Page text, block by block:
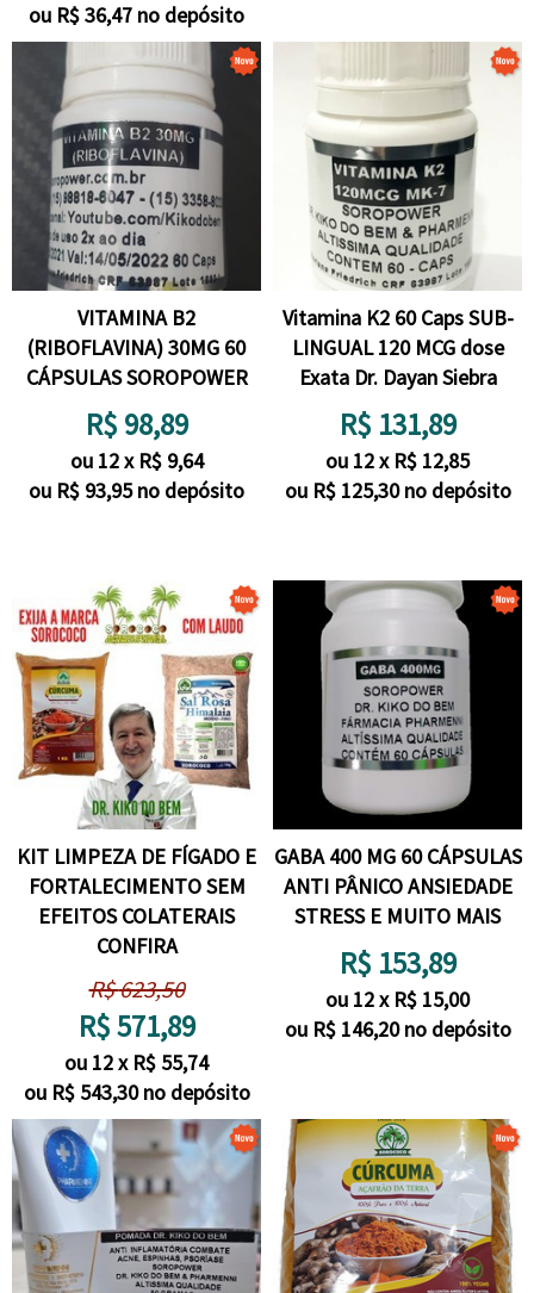
ou R$36,47 no depósito
VITAMINA B2
(RIBOFLAVINA) 30MG 60
CÁPSULAS SOROPOWER
R$ 98,89
ou 12x R$ 9,64
ou R$ 93,95 no depósito
Vitamina K2 60 Caps SUB-
LINGUAL 120 MCG dose
Exata Dr. Dayan Siebra
R$ 131,89
ou 12x R$ 12,85
ou R$ 125,30 no depósito
KIT LIMPEZA DE FÍGADO E
FORTALECIMENTO SEM
EFEITOS COLATERAIS
CONFIRA
R$623,50
R$571,89
ou 12x R$ 55,74
ou R$ 543,30 no depósito
GABA 400 MG 60 CÁPSULAS
ANTI PÂNICO ANSIEDADE
STRESS E MUITO MAIS
R$ 153,89
ou 12x R$ 15,00
ou R$ 146,20 no depósito